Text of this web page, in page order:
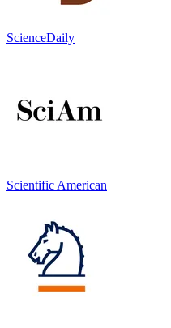
ScienceDaily
Scientific American